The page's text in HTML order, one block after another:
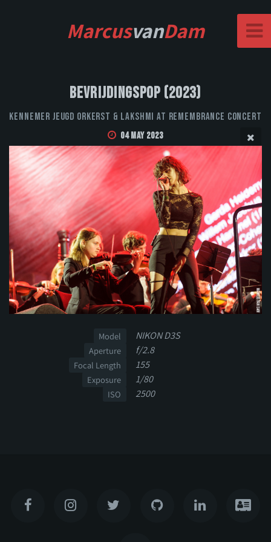
MarcusvanDam
Bevrijdingspop (2023)
Kennemer Jeugd Orkerst & LAKSHMI at Remembrance Concert
04 May 2023
Model NIKON D3S
Aperture f/2.8
Focal Length 155
Exposure 1/80
ISO 2500